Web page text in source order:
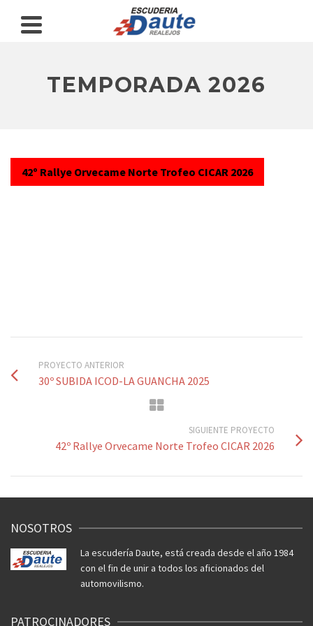
TEMPORADA 2026
42º Rallye Orvecame Norte Trofeo CICAR 2026
PROYECTO ANTERIOR
30º SUBIDA ICOD-LA GUANCHA 2025
SIGUIENTE PROYECTO
42º Rallye Orvecame Norte Trofeo CICAR 2026
NOSOTROS
La escudería Daute, está creada desde el año 1984
con el fin de unir a todos los aficionados del
automovilismo.
PATROCINADORES